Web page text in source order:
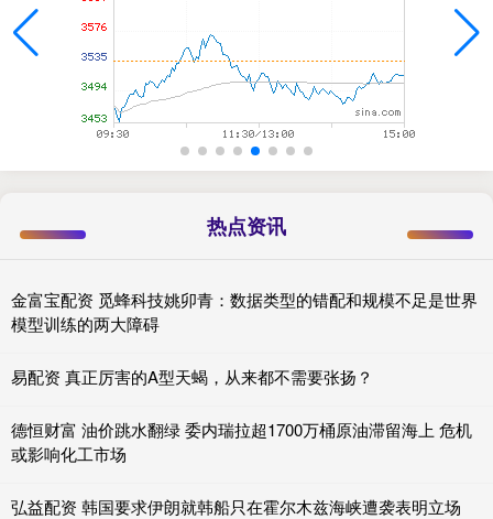
热点资讯
金富宝配资 觅蜂科技姚卯青：数据类型的错配和规模不足是世界
模型训练的两大障碍
易配资 真正厉害的A型天蝎，从来都不需要张扬？
德恒财富 油价跳水翻绿 委内瑞拉超1700万桶原油滞留海上 危机
或影响化工市场
弘益配资 韩国要求伊朗就韩船只在霍尔木兹海峡遭袭表明立场